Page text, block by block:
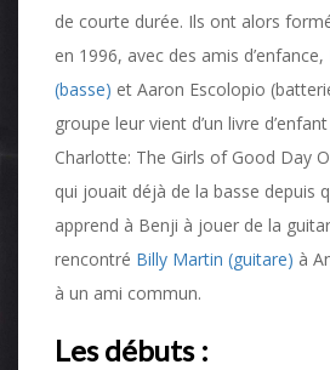
de courte durée. Ils ont alors
en 1996, avec des amis d’enfance,
(basse) et Aaron Escolopio
groupe leur vient d’un livre
Charlotte: The Girls of Good Day
qui jouait déjà de la basse depuis
apprend à Benji à jouer de la
rencontré Billy Martin (guitare) à
à un ami commun.
Les débuts :